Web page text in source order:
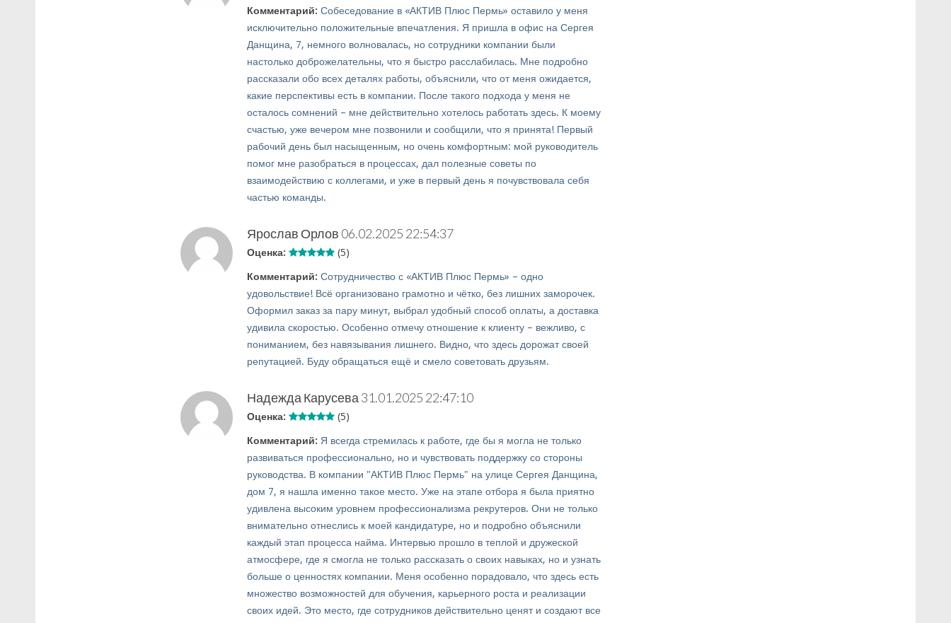
Комментарий: Собеседование в «АКТИВ Плюс Пермь» оставило у меня
исключительно положительные впечатления. Я пришла в офис на Сергея
Данщина, 7, немного волновалась, но сотрудники компании были
настолько доброжелательны, что я быстро расслабилась. Мне подробно
рассказали обо всех деталях работы, объяснили, что от меня ожидается,
какие перспективы есть в компании. После такого подхода у меня не
осталось сомнений – мне действительно хотелось работать здесь. К моему
счастью, уже вечером мне позвонили и сообщили, что я принята! Первый
рабочий день был насыщенным, но очень комфортным: мой руководитель
помог мне разобраться в процессах, дал полезные советы по
взаимодействию с коллегами, и уже в первый день я почувствовала себя
частью команды.
Ярослав Орлов 06.02.2025 22:54:37
Оценка: (5)
Комментарий: Сотрудничество с «АКТИВ Плюс Пермь» – одно
удовольствие! Всё организовано грамотно и чётко, без лишних заморочек.
Оформил заказ за пару минут, выбрал удобный способ оплаты, а доставка
удивила скоростью. Особенно отмечу отношение к клиенту – вежливо, с
пониманием, без навязывания лишнего. Видно, что здесь дорожат своей
репутацией. Буду обращаться ещё и смело советовать друзьям.
Надежда Карусева 31.01.2025 22:47:10
Оценка: (5)
Комментарий: Я всегда стремилась к работе, где бы я могла не только
развиваться профессионально, но и чувствовать поддержку со стороны
руководства. В компании "АКТИВ Плюс Пермь" на улице Сергея Данщина,
дом 7, я нашла именно такое место. Уже на этапе отбора я была приятно
удивлена высоким уровнем профессионализма рекрутеров. Они не только
внимательно отнеслись к моей кандидатуре, но и подробно объяснили
каждый этап процесса найма. Интервью прошло в теплой и дружеской
атмосфере, где я смогла не только рассказать о своих навыках, но и узнать
больше о ценностях компании. Меня особенно порадовало, что здесь есть
множество возможностей для обучения, карьерного роста и реализации
своих идей. Это место, где сотрудников действительно ценят и создают все